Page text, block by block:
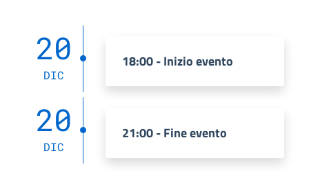
20
DIC
18:00 - Inizio evento
20
DIC
21:00 - Fine evento